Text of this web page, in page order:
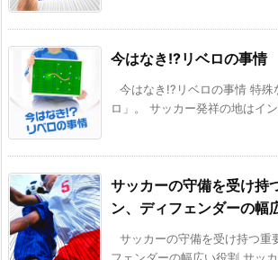
今はなき!?リベロの事情
今はなき!?リベロの事情 特殊
ロ」。 サッカー発祥の地はイ
サッカーの守備を受け持
ン、ディフェンダーの幅
サッカーの守備を受け持つ重